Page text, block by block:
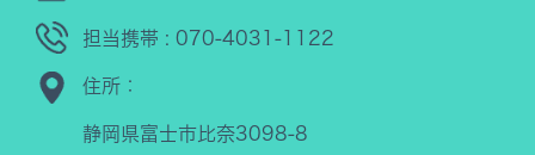
担当携帯 : 070-4031-1122
住所：
静岡県富士市比奈3098-8